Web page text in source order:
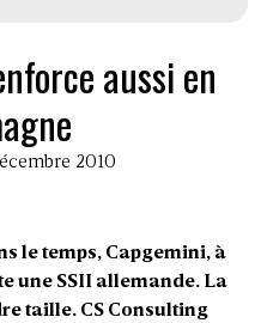
aussi en
2010
le temps, Capgemini, à
une SSII allemande. La
taille. CS Consulting